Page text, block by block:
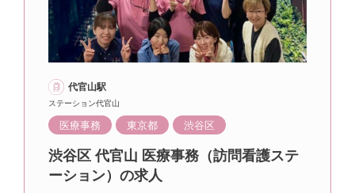
代官山駅
ステーション代官山
医療事務 東京都 渋谷区
渋谷区 代官山 医療事務（訪問看護ステ
ーション）の求人